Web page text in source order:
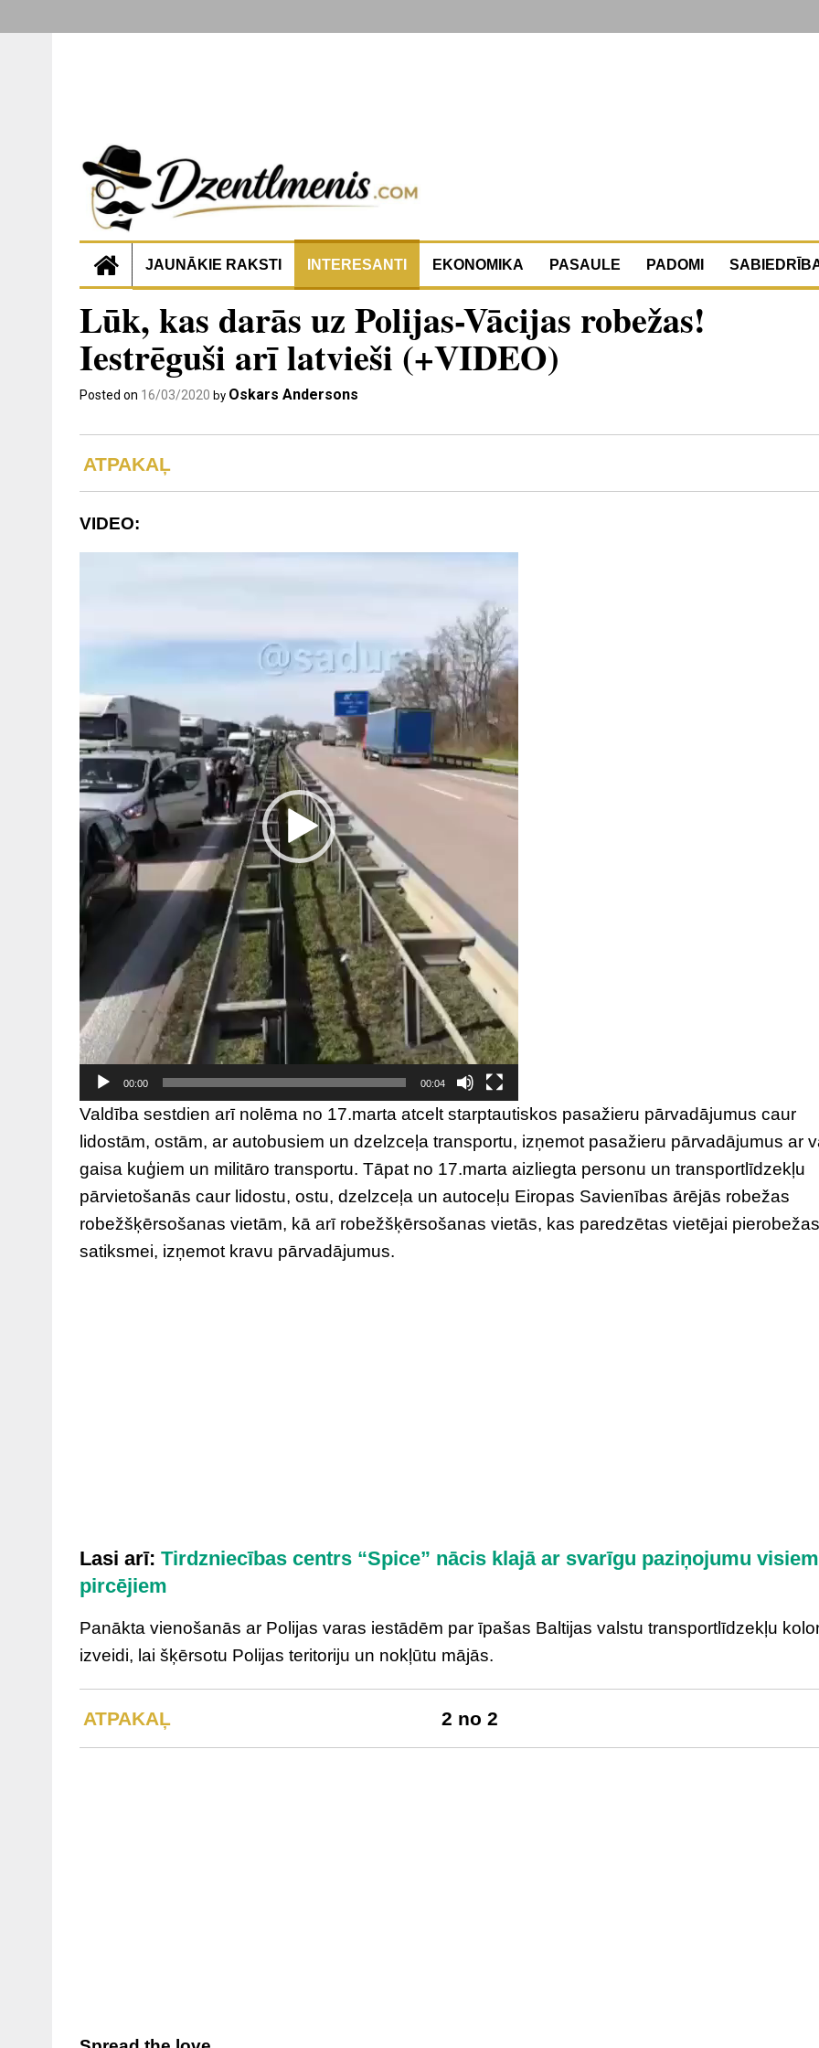
JAUNĀKIE RAKSTI INTERESANTI EKONOMIKA PASAULE PADOMI
Lūk, kas darās uz Polijas-Vācijas robežas!
Iestrēguši arī latvieši (+VIDEO)
Posted on 16/03/2020 by Oskars Andersons
ATPAKAĻ
VIDEO:
00:00 00:04
Valdība sestdien arī nolēma no 17.marta atcelt starptautiskos pasažieru pārvadājumus caur
lidostām, ostām, ar autobusiem un dzelzceļa transportu, izņemot pasažieru pārvadājumus ar
gaisa kuģiem un militāro transportu. Tāpat no 17.marta aizliegta personu un transportlīdzekļu
pārvietošanās caur lidostu, ostu, dzelzceļa un autoceļu Eiropas Savienības ārējās robežas
robežšķērsošanas vietām, kā arī robežšķērsošanas vietās, kas paredzētas vietējai pierobežas
satiksmei, izņemot kravu pārvadājumus.
Lasi arī: Tirdzniecības centrs “Spice” nācis klajā ar svarīgu paziņojumu visiem
pircējiem
Panākta vienošanās ar Polijas varas iestādēm par īpašas Baltijas valstu transportlīdzekļu
izveidi, lai šķērsotu Polijas teritoriju un nokļūtu mājās.
ATPAKAĻ 2 no 2